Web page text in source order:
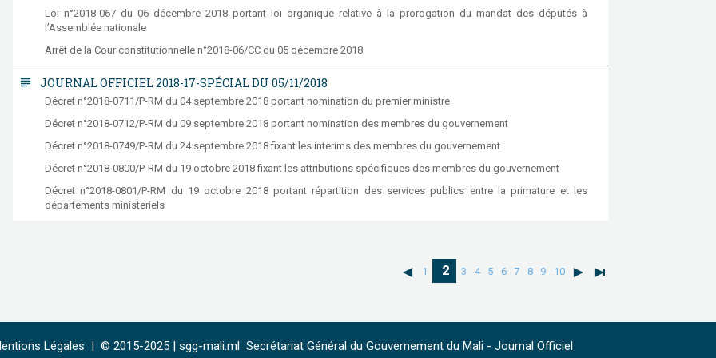
Loi n°2018-067 du 06 décembre 2018 portant loi organique relative à la prorogation du mandat des députés à
l’Assemblée nationale
Arrêt de la Cour constitutionnelle n°2018-06/CC du 05 décembre 2018
subject JOURNAL OFFICIEL 2018-17-SPÉCIAL DU 05/11/2018
Décret n°2018-0711/P-RM du 04 septembre 2018 portant nomination du premier ministre
Décret n°2018-0712/P-RM du 09 septembre 2018 portant nomination des membres du gouvernement
Décret n°2018-0749/P-RM du 24 septembre 2018 fixant les interims des membres du gouvernement
Décret n°2018-0800/P-RM du 19 octobre 2018 fixant les attributions spécifiques des membres du gouvernement
Décret n°2018-0801/P-RM du 19 octobre 2018 portant répartition des services publics entre la primature et les
départements ministeriels
1 2 3 4 5 6 7 8 9 10
Légales © 2015-2025 | sgg-mali.ml Secrétariat Général du Gouvernement du Mali - Journal Officiel